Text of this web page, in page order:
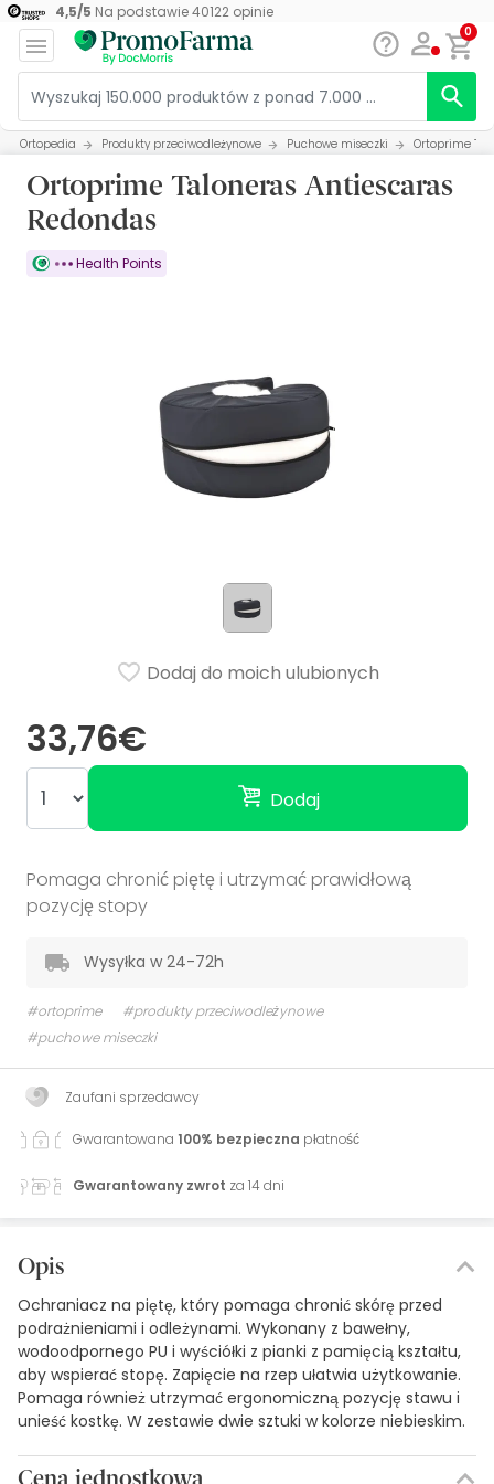
4,5/5 Na podstawie40122opinie
0
Ortopedia Produkty przeciwodleżynowe Puchowe miseczki Ortoprime
Ortoprime Taloneras Antiescaras
Redondas
Health Points
33,76€
Dodaj
Dodaj do moich ulubionych
Pomaga chronić piętę i utrzymać prawidłową
pozycję stopy
Wysyłka w 24-72h
#ortoprime
#produkty przeciwodleżynowe
#puchowe miseczki
Zaufani sprzedawcy
Gwarantowana 100% bezpieczna płatność
Gwarantowany zwrot za 14 dni
Opis
Ochraniacz na piętę, który pomaga chronić skórę przed
podrażnieniami i odleżynami. Wykonany z bawełny,
wodoodpornego PU i wyściółki z pianki z pamięcią kształtu,
aby wspierać stopę. Zapięcie na rzep ułatwia użytkowanie.
Pomaga również utrzymać ergonomiczną pozycję stawu i
unieść kostkę. W zestawie dwie sztuki w kolorze niebieskim.